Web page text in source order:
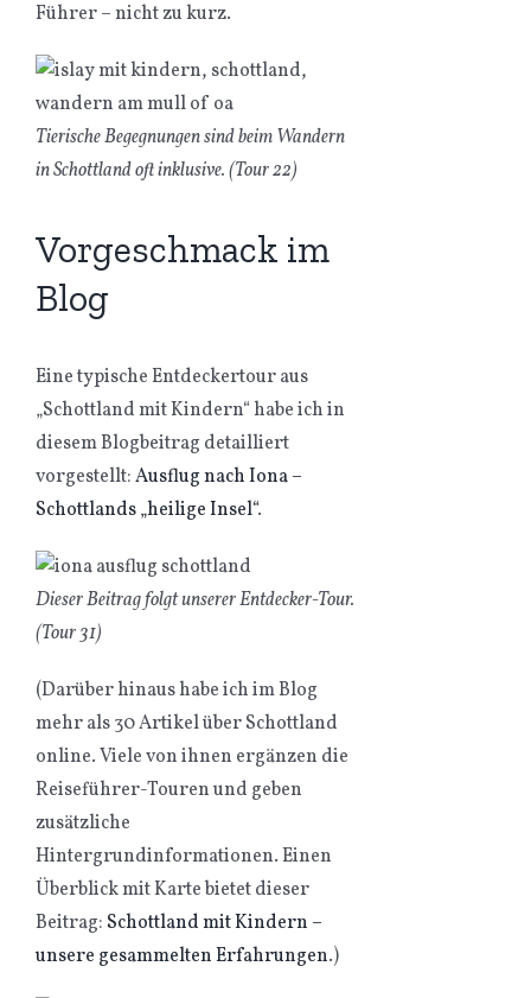
Führer – nicht zu kurz.
Tierische Begegnungen sind beim Wandern
in Schottland oft inklusive. (Tour 22)
Vorgeschmack im
Blog
Eine typische Entdeckertour aus
„Schottland mit Kindern“ habe ich in
diesem Blogbeitrag detailliert
vorgestellt:Ausflug nach Iona –
Schottlands „heilige Insel“.
Dieser Beitrag folgt unserer Entdecker-Tour.
(Tour 31)
(Darüber hinaus habe ich im Blog
mehr als 30 Artikel über Schottland
online. Viele von ihnen ergänzen die
Reiseführer-Touren und geben
zusätzliche
Hintergrundinformationen. Einen
Überblick mit Karte bietet dieser
Beitrag: Schottland mit Kindern –
unsere gesammelten Erfahrungen.)